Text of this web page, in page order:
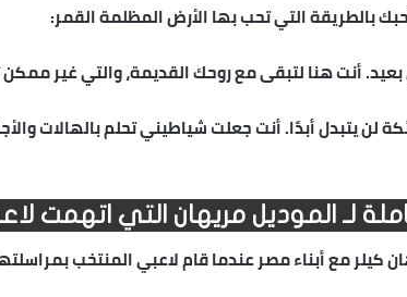
بالطريقة التي تحب بها الأرض المظلمة القمر:
أنت هنا لتبقى مع روحك القديمة، والتي غير ممكن
لن يتبدل أبدًا. أنت جعلت شياطيني تحلم بالهالات
لـ الموديل مريهان التي اتهمت
كيلر مع أبناء مصر عندما قام لاعبي المنتخب